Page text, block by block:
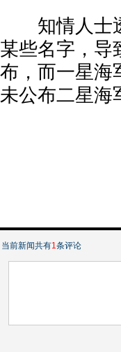
知情人士透
某些名字，导
布，而一星海
未公布二星海
当前新闻共有1条评论